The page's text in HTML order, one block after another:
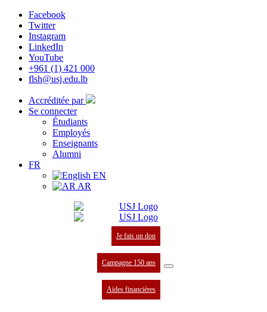
Facebook
Twitter
Instagram
LinkedIn
YouTube
+961 (1) 421 000
flsh@usj.edu.lb
Accréditée par
Se connecter
Étudiants
Employés
Enseignants
Alumni
FR
EN
AR
Je fais un don
Campagne 150 ans
Aides financières